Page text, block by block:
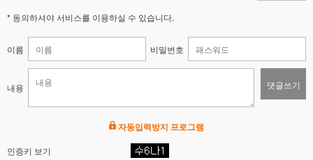
* 동의하셔야 서비스를 이용하실 수 있습니다.
이름 비밀번호
내용 댓글쓰기
자동입력방지 프로그램
인증키 보기